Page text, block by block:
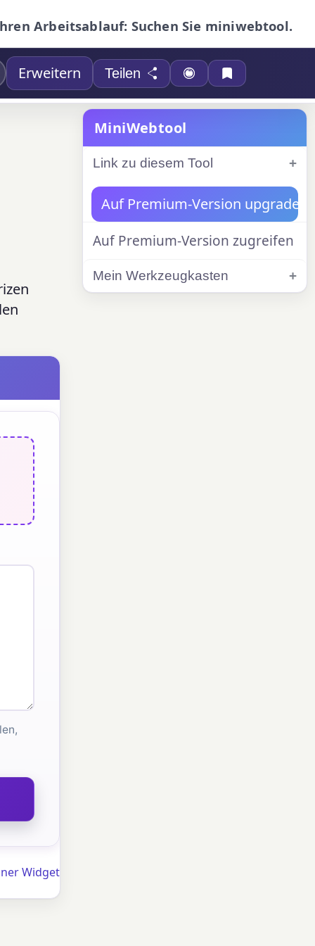
Arbeitsablauf: Suchen Sie miniwebtool.
Erweitern Teilen
Widget
MiniWebtool
Link zu diesem Tool
Auf Premium-Version upgraden
Auf Premium-Version zugreifen
Mein Werkzeugkasten